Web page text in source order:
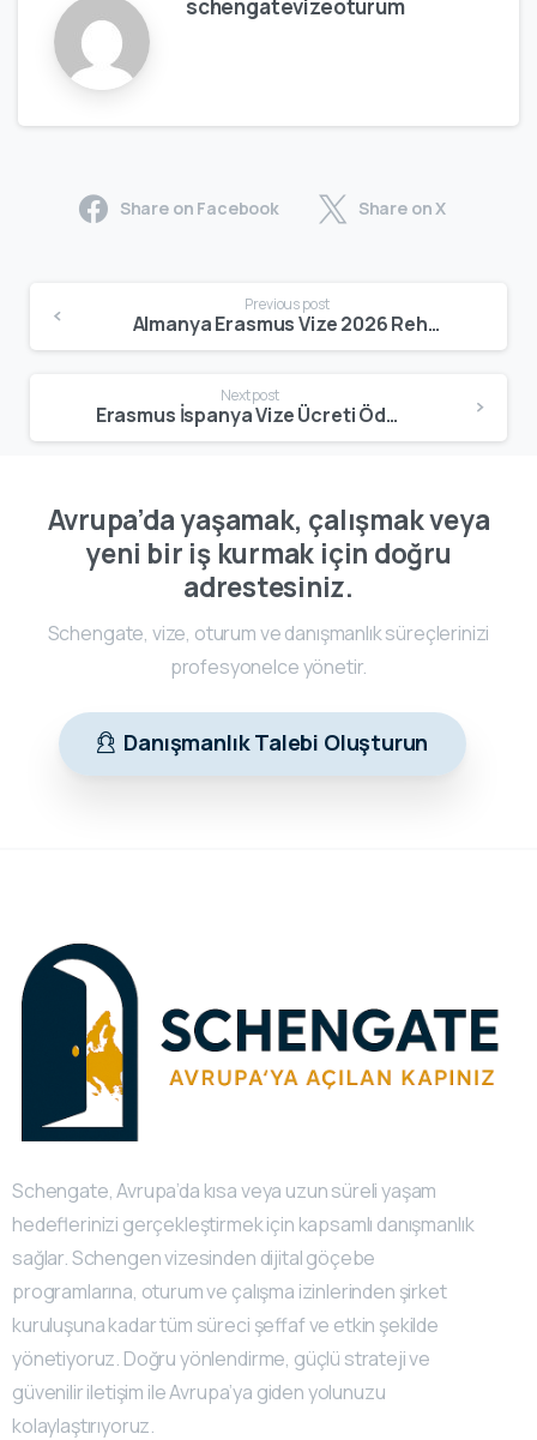
schengatevizeoturum
Share on Facebook Share on X
Previous post
Almanya Erasmus Vize 2026 Rehberi – Güncel Kurallar, Belgeler ve Süreç
Next post
Erasmus İspanya Vize Ücreti Ödeniyor mu? Güncel Durum ve İstisnalar (2026)
Avrupa’da yaşamak, çalışmak veya
yeni bir iş kurmak için doğru
adrestesiniz.
Schengate, vize, oturum ve danışmanlık süreçlerinizi
profesyonelce yönetir.
Danışmanlık Talebi Oluşturun
Schengate, Avrupa’da kısa veya uzun süreli yaşam
hedeflerinizi gerçekleştirmek için kapsamlı danışmanlık
sağlar. Schengen vizesinden dijital göçebe
programlarına, oturum ve çalışma izinlerinden şirket
kuruluşuna kadar tüm süreci şeffaf ve etkin şekilde
yönetiyoruz. Doğru yönlendirme, güçlü strateji ve
güvenilir iletişim ile Avrupa’ya giden yolunuzu
kolaylaştırıyoruz.